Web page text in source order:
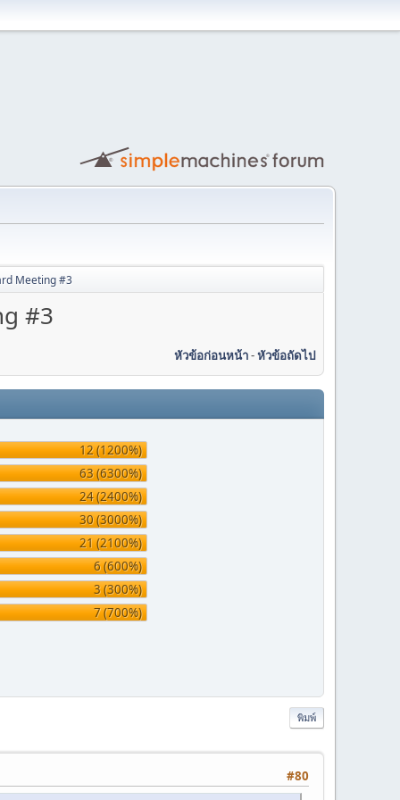
Meeting #3
#3
หัวข้อก่อนหน้า-หัวข้อถัดไป
12 (1200%)
63 (6300%)
24 (2400%)
30 (3000%)
21 (2100%)
6 (600%)
3 (300%)
7 (700%)
พิมพ์
#80